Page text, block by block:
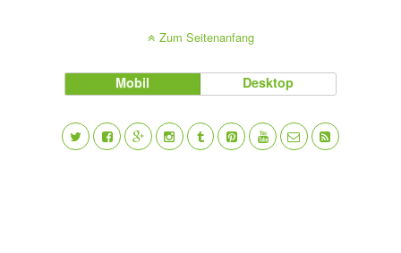
Zum Seitenanfang
Mobil Desktop